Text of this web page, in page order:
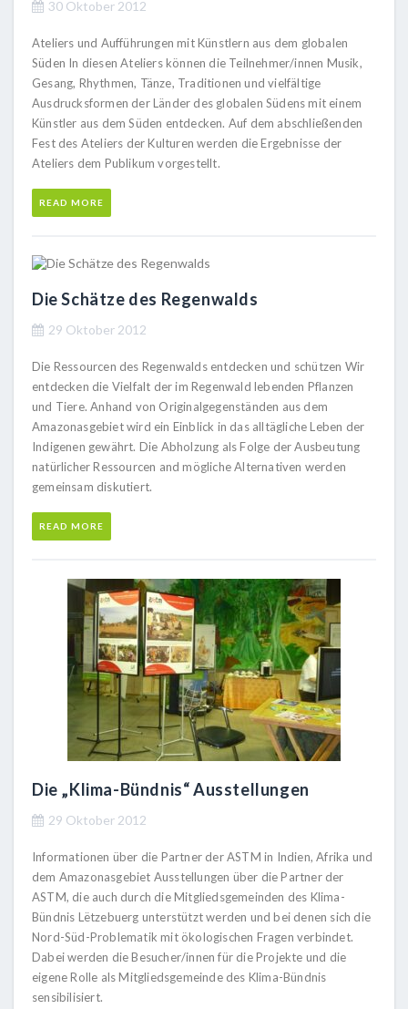
30 Oktober 2012
Ateliers und Aufführungen mit Künstlern aus dem globalen
Süden In diesen Ateliers können die Teilnehmer/innen Musik,
Gesang, Rhythmen, Tänze, Traditionen und vielfältige
Ausdrucksformen der Länder des globalen Südens mit einem
Künstler aus dem Süden entdecken. Auf dem abschließenden
Fest des Ateliers der Kulturen werden die Ergebnisse der
Ateliers dem Publikum vorgestellt.
READ MORE
Die Schätze des Regenwalds
29 Oktober 2012
Die Ressourcen des Regenwalds entdecken und schützen Wir
entdecken die Vielfalt der im Regenwald lebenden Pflanzen
und Tiere. Anhand von Originalgegenständen aus dem
Amazonasgebiet wird ein Einblick in das alltägliche Leben der
Indigenen gewährt. Die Abholzung als Folge der Ausbeutung
natürlicher Ressourcen and mögliche Alternativen werden
gemeinsam diskutiert.
READ MORE
Die „Klima-Bündnis“ Ausstellungen
29 Oktober 2012
Informationen über die Partner der ASTM in Indien, Afrika und
dem Amazonasgebiet Ausstellungen über die Partner der
ASTM, die auch durch die Mitgliedsgemeinden des Klima-
Bündnis Lëtzebuerg unterstützt werden und bei denen sich die
Nord-Süd-Problematik mit ökologischen Fragen verbindet.
Dabei werden die Besucher/innen für die Projekte und die
eigene Rolle als Mitgliedsgemeinde des Klima-Bündnis
sensibilisiert.